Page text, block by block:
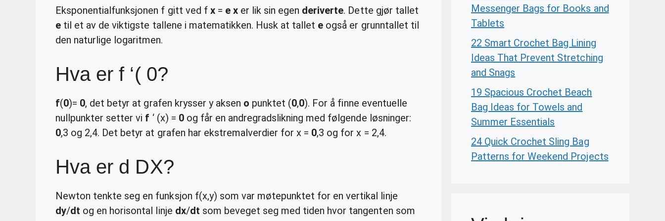
Eksponentialfunksjonen f gitt ved f x= e xer lik sin egen deriverte. Dette gjør tallet
e til et av de viktigste tallene i matematikken. Husk at tallet e også er grunntallet til
den naturlige logaritmen.
Hva er f ‘( 0?
f(0)= 0, det betyr at grafen krysser y aksen o punktet (0,0). For å finne eventuelle
nullpunkter setter vi f ‘ (x) = 0og får en andregradslikning med følgende løsninger:
0,3 og 2,4. Det betyr at grafen har ekstremalverdier for x = 0,3 og for x = 2,4.
Hva er d DX?
Newton tenkte seg en funksjon f(x,y) som var møtepunktet for en vertikal linje
dy/dt og en horisontal linje dx/dt som beveget seg med tiden hvor tangenten som
Messenger Bags for Books and
Tablets
22 Smart Crochet Bag Lining
Ideas That Prevent Stretching
and Snags
19 Spacious Crochet Beach
Bag Ideas for Towels and
Summer Essentials
24 Quick Crochet Sling Bag
Patterns for Weekend Projects